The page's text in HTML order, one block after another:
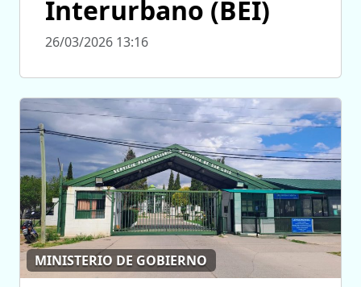
Interurbano (BEI)
26/03/2026 13:16
MINISTERIO DE GOBIERNO